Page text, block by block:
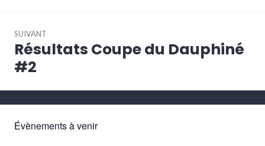
SUIVANT
Article
Suivant:
Résultats Coupe du Dauphiné
#2
Évènements à venir